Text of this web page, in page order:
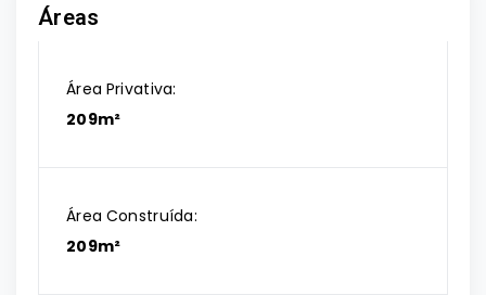
Áreas
Área Privativa:
209m²
Área Construída:
209m²